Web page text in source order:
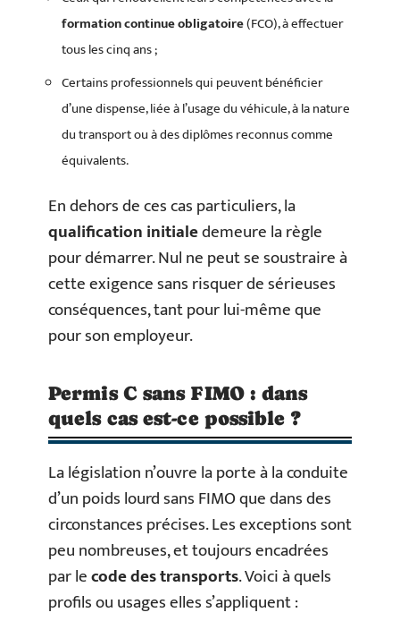
formation continue obligatoire(FCO), à effectuer
tous les cinq ans ;
Certains professionnels qui peuvent bénéficier
d’une dispense, liée à l’usage du véhicule, à la nature
du transport ou à des diplômes reconnus comme
équivalents.
En dehors de ces cas particuliers, la
qualification initialedemeure la règle
pour démarrer. Nul ne peut se soustraire à
cette exigence sans risquer de sérieuses
conséquences, tant pour lui-même que
pour son employeur.
Permis C sans FIMO : dans
quels cas est-ce possible ?
La législation n’ouvre la porte à la conduite
d’un poids lourd sans FIMO que dans des
circonstances précises. Les exceptions sont
peu nombreuses, et toujours encadrées
par lecode des transports. Voici à quels
profils ou usages elles s’appliquent :